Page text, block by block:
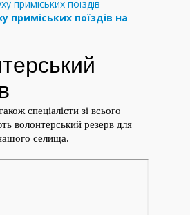
приміських поїздів на